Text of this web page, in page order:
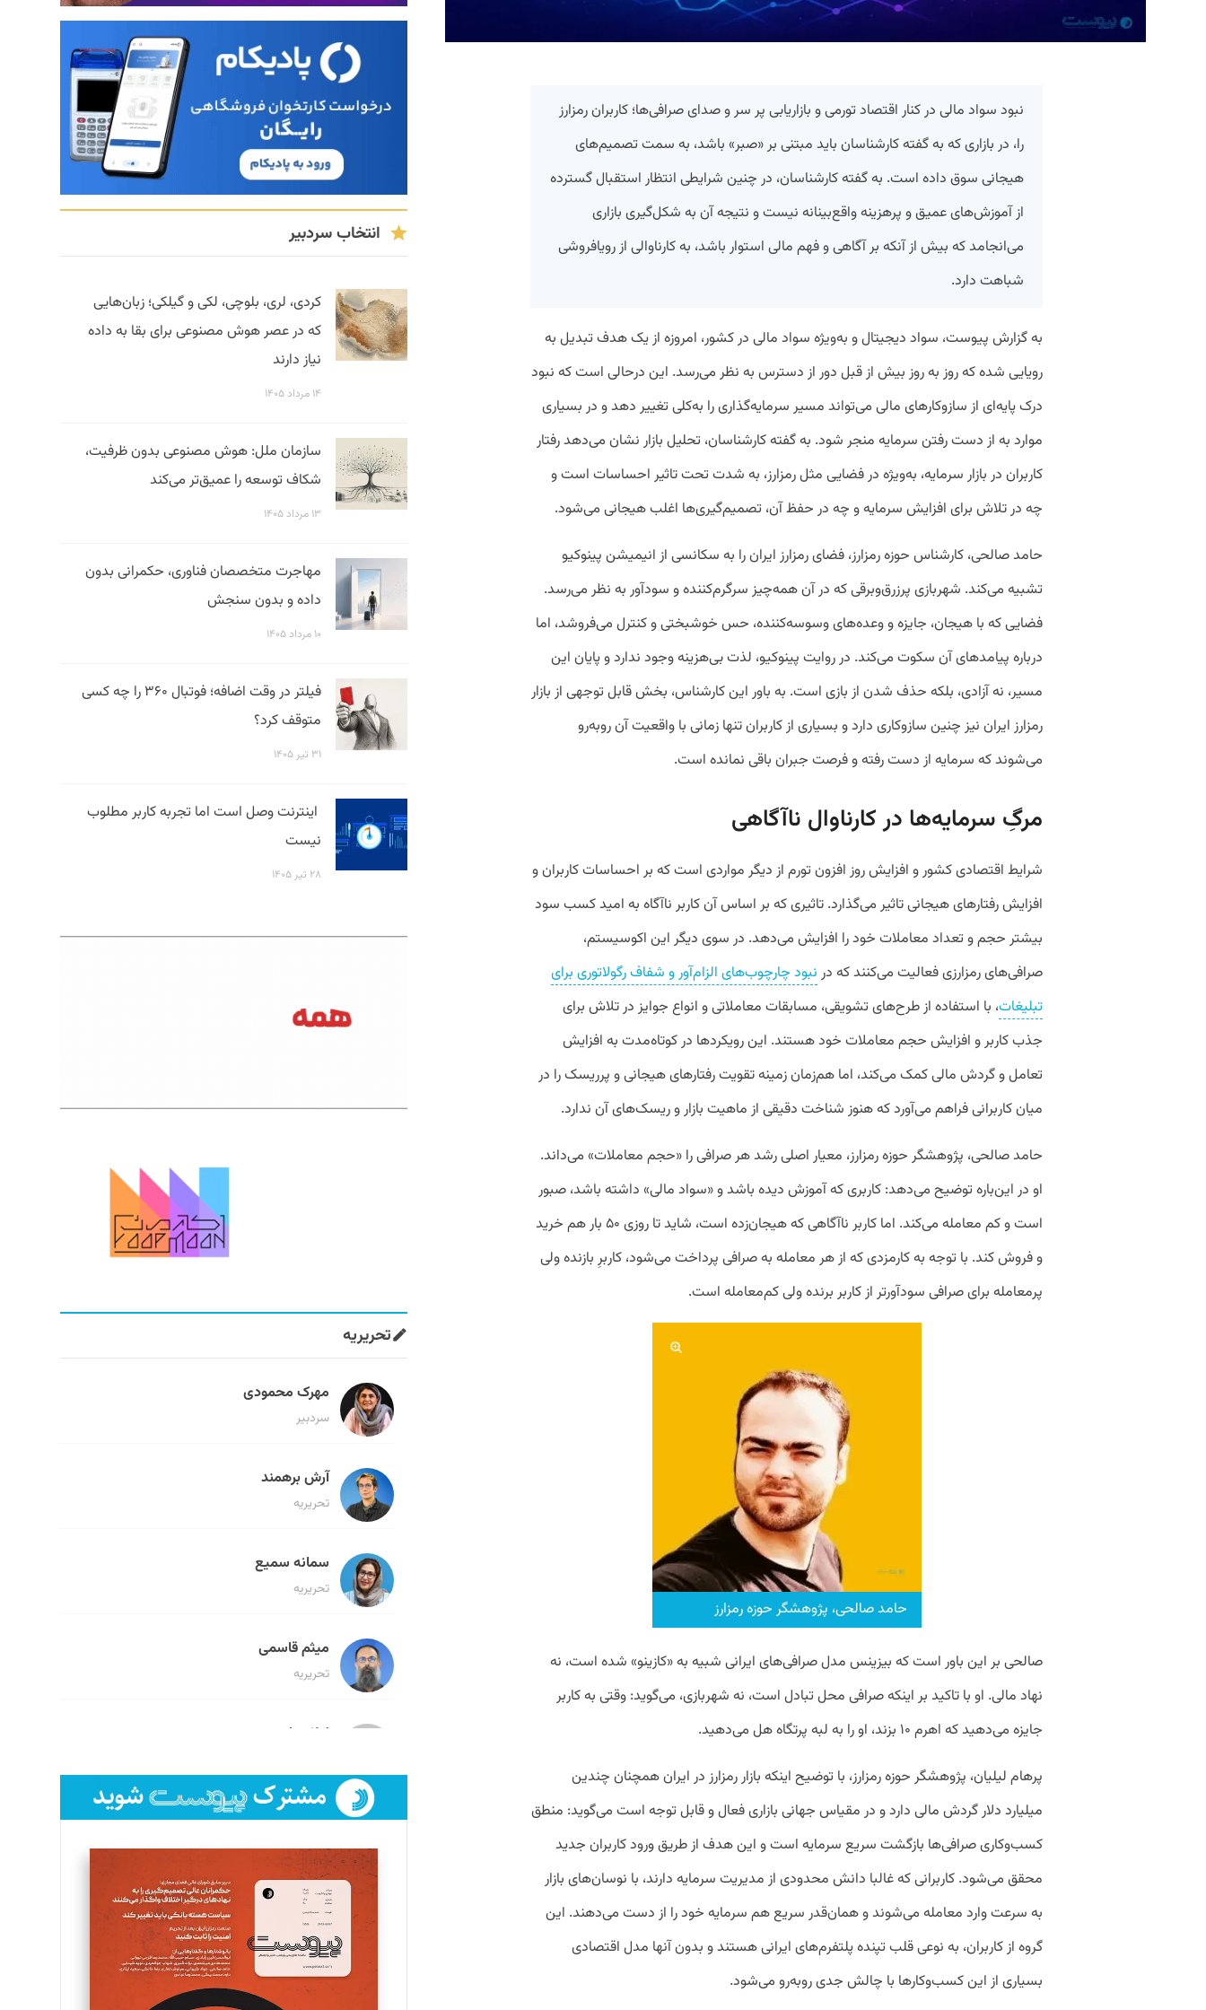
نبود سواد مالی در کنار اقتصاد تورمی و بازاریابی پر سر و صدای صرافی‌ها؛ کاربران رمزارز
را، در بازاری که به گفته کارشناسان باید مبتنی بر «صبر» باشد، به سمت تصمیم‌های
هیجانی سوق داده است. به گفته کارشناسان، در چنین شرایطی انتظار استقبال گسترده
از آموزش‌های عمیق و پرهزینه واقع‌بینانه نیست و نتیجه آن به شکل‌گیری بازاری
می‌انجامد که بیش از آنکه بر آگاهی و فهم مالی استوار باشد، به کارناوالی از رویا‌فروشی
شباهت دارد.
به گزارش پیوست، سواد دیجیتال و به‌ویژه سواد مالی در کشور، امروزه از یک هدف تبدیل به
رویایی شده که روز به روز بیش از قبل دور از دسترس به نظر می‌رسد. این درحالی است که نبود
درک پایه‌ای از سازوکارهای مالی می‌تواند مسیر سرمایه‌گذاری را به‌کلی تغییر دهد و در بسیاری
موارد به از دست رفتن سرمایه منجر شود. به گفته کارشناسان، تحلیل‌ بازار نشان ‌می‌دهد رفتار
کاربران در بازار سرمایه، به‌ویژه در فضایی مثل رمزارز، به شدت تحت تاثیر احساسات است و
چه در تلاش برای افزایش سرمایه و چه در حفظ آن، تصمیم‌گیری‌ها اغلب هیجانی می‌شود.
حامد صالحی، کارشناس حوزه رمزارز، فضای رمزارز ایران را به سکانسی از انیمیشن پینوکیو
تشبیه می‌کند. شهربازی پرزرق‌وبرقی که در آن همه‌چیز سرگرم‌کننده و سودآور به نظر می‌رسد.
فضایی که با هیجان، جایزه و وعده‌های وسوسه‌کننده، حس خوشبختی و کنترل می‌فروشد، اما
درباره پیامدهای آن سکوت می‌کند. در روایت پینوکیو، لذت بی‌هزینه وجود ندارد و پایان این
مسیر، نه آزادی، بلکه حذف شدن از بازی است. به باور این کارشناس، بخش قابل توجهی از بازار
رمزارز ایران نیز چنین سازوکاری دارد و بسیاری از کاربران تنها زمانی با واقعیت آن روبه‌رو
می‌شوند که سرمایه از دست رفته و فرصت جبران باقی نمانده است.
مرگِ سرمایه‌ها در کارناوال ناآگاهی
شرایط اقتصادی کشور و افزایش روز افزون تورم از دیگر مواردی است که بر احساسات کاربران و
افزایش رفتارهای هیجانی تاثیر می‌گذارد. تاثیری که بر اساس آن کاربر ناآگاه به امید کسب سود
بیشتر حجم و تعداد معاملات خود را افزایش می‌دهد. در سوی دیگر این اکوسیستم،
صرافی‌های رمزارزی فعالیت می‌کنند که در نبود چارچوب‌های الزام‌آور و شفاف رگولاتوری برای
تبلیغات، با استفاده از طرح‌های تشویقی، مسابقات معاملاتی و انواع جوایز در تلاش برای
جذب کاربر و افزایش حجم معاملات خود هستند. این رویکردها در کوتاه‌مدت به افزایش
تعامل و گردش مالی کمک می‌کند، اما هم‌زمان زمینه تقویت رفتارهای هیجانی و پرریسک را در
میان کاربرانی فراهم می‌آورد که هنوز شناخت دقیقی از ماهیت بازار و ریسک‌های آن ندارد.
حامد صالحی، پژوهشگر حوزه رمزارز، معیار اصلی رشد هر صرافی را «حجم معاملات» می‌داند.
او در این‌باره توضیح می‌دهد: کاربری که آموزش دیده باشد و «سواد مالی» داشته باشد، صبور
است و کم معامله می‌کند. اما کاربر ناآگاهی که هیجان‌زده است، شاید تا روزی ۵۰ بار هم خرید
و فروش کند. با توجه به کارمزدی که از هر معامله به صرافی پرداخت می‌شود، کاربرِ بازنده ولی
پرمعامله برای صرافی سودآورتر از کاربر برنده ولی کم‌معامله است.
حامد صالحی، پژوهشگر حوزه رمزارز
صالحی بر این باور است که بیزینس مدل صرافی‌های ایرانی شبیه به «کازینو» شده است، نه
نهاد مالی. او با تاکید بر اینکه صرافی محل تبادل است، نه شهربازی، می‌گوید: وقتی به کاربر
جایزه می‌دهید که اهرم ۱۰ بزند، او را به لبه پرتگاه هل می‌دهید.
پرهام لیلیان، پژوهشگر حوزه رمزارز، با توضیح اینکه بازار رمزارز در ایران همچنان چندین
میلیارد دلار گردش مالی دارد و در مقیاس جهانی بازاری فعال و قابل توجه است می‌گوید: منطق
کسب‌وکاری صرافی‌ها بازگشت سریع سرمایه‌ است و این هدف از طریق ورود کاربران جدید
محقق می‌شود. کاربرانی که غالبا دانش محدودی از مدیریت سرمایه دارند، با نوسان‌های بازار
به سرعت وارد معامله می‌شوند و همان‌قدر سریع هم سرمایه خود را از دست می‌دهند. این
گروه از کاربران، به نوعی قلب تپنده پلتفرم‌های ایرانی هستند و بدون آنها مدل اقتصادی
بسیاری از این کسب‌وکارها با چالش جدی روبه‌رو می‌شود.
انتخاب سردبیر
کردی، لری، بلوچی، لکی و گیلکی؛ زبان‌هایی
که در عصر هوش مصنوعی برای بقا به داده
نیاز دارند
۱۴ مرداد ۱۴۰۵
سازمان ملل: هوش مصنوعی بدون ظرفیت،
شکاف توسعه را عمیق‌تر می‌کند
۱۳ مرداد ۱۴۰۵
مهاجرت متخصصان فناوری، حکمرانی بدون
داده و بدون سنجش
۱۰ مرداد ۱۴۰۵
فیلتر در وقت اضافه؛ فوتبال ۳۶۰ را چه کسی
متوقف کرد؟
۳۱ تیر ۱۴۰۵
اینترنت وصل است اما تجربه کاربر مطلوب
نیست
۲۸ تیر ۱۴۰۵
تحریریه
مهرک محمودی
سردبیر
آرش برهمند
تحریریه
سمانه سمیع
تحریریه
میثم قاسمی
تحریریه
لیلا حنارود
فائزه فتحی رستمی
تحریریه
سروش کرمیان
تحریریه
مینا پاکدل